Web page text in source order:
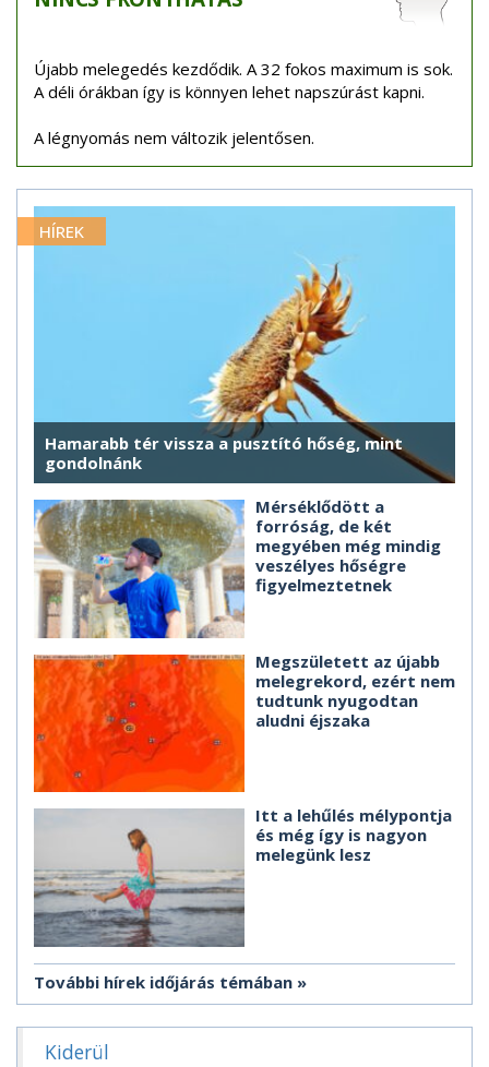
Újabb melegedés kezdődik. A 32 fokos maximum is sok.
A déli órákban így is könnyen lehet napszúrást kapni.
A légnyomás nem változik jelentősen.
HÍREK
Hamarabb tér vissza a pusztító hőség, mint
gondolnánk
Mérséklődött a
forróság, de két
megyében még mindig
veszélyes hőségre
figyelmeztetnek
Megszületett az újabb
melegrekord, ezért nem
tudtunk nyugodtan
aludni éjszaka
Itt a lehűlés mélypontja
és még így is nagyon
melegünk lesz
További hírek időjárás témában
Kiderül